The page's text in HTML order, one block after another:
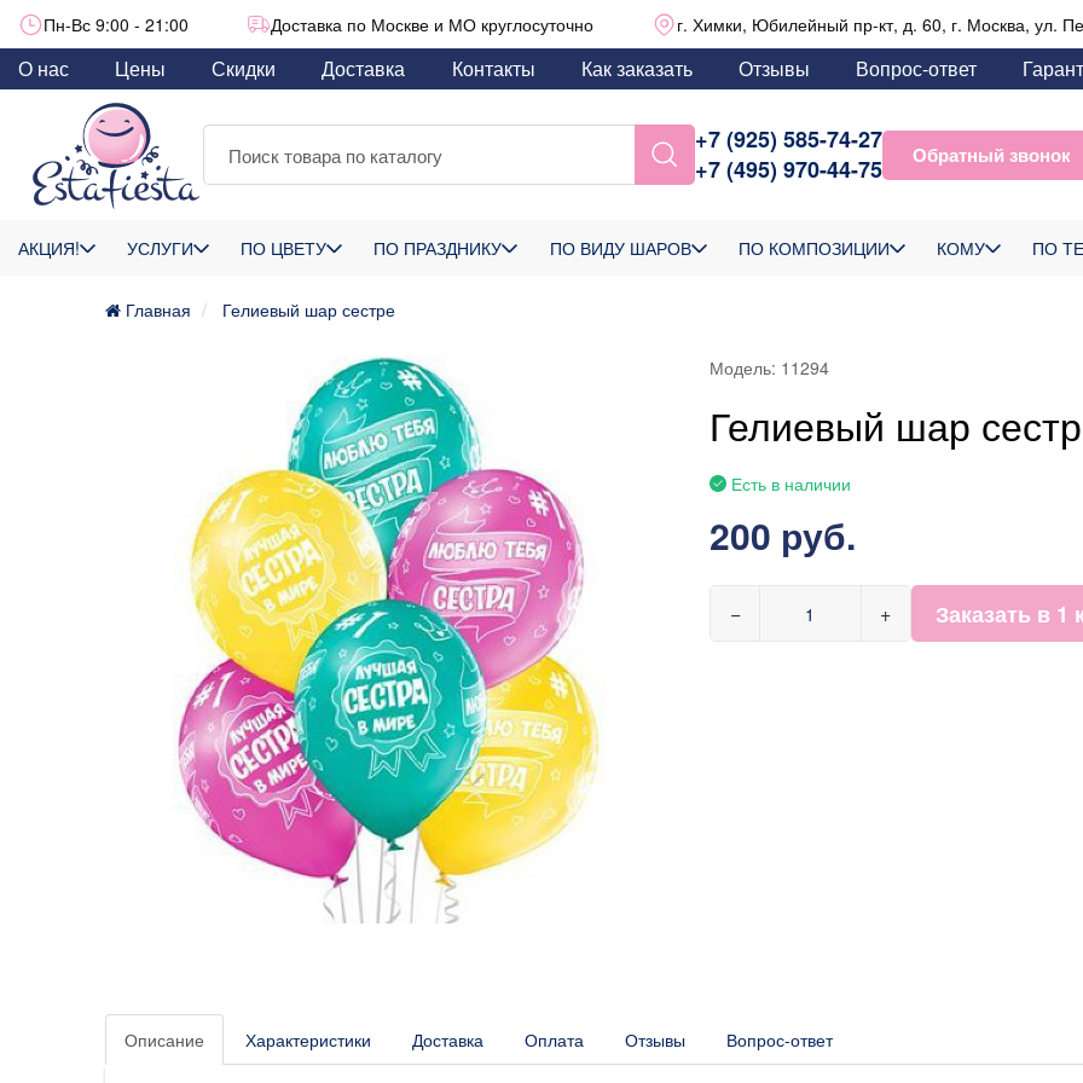
Пн-Вс 9:00 - 21:00 Доставка по Москве и МО круглосуточно г. Химки, Юбилейный пр-кт, д. 60, г. Москва, ул.
О нас Цены Скидки Доставка Контакты Как заказать Отзывы Вопрос-ответ
+7 (925) 585-74-27
+7 (495) 970-44-75
Обратный звонок
АКЦИЯ! УСЛУГИ ПО ЦВЕТУ ПО ПРАЗДНИКУ ПО ВИДУ ШАРОВ ПО КОМПОЗИЦИИ КОМУ ПО
Главная Гелиевый шар сестре
Модель: 11294
Гелиевый шар
Есть в наличии
200 руб.
− + Заказать в 1
Описание Характеристики Доставка Оплата Отзывы Вопрос-ответ